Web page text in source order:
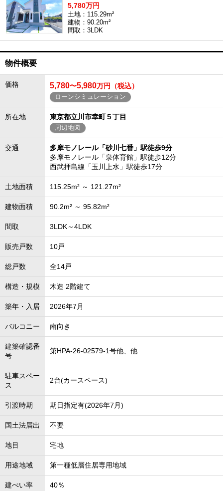
5,780万円
土地：115.29m²
建物：90.20m²
間取：3LDK
物件概要
価格 5,780〜5,980万円（税込）
ローンシミュレーション
所在地 東京都立川市幸町５丁目
周辺地図
交通
多摩モノレール「砂川七番」駅徒歩9分
多摩モノレール「泉体育館」駅徒歩12分
西武拝島線「玉川上水」駅徒歩17分
土地面積 115.25m² ～ 121.27m²
建物面積 90.2m² ～ 95.82m²
間取 3LDK～4LDK
販売戸数 10戸
総戸数 全14戸
構造・規模 木造 2階建て
築年・入居 2026年7月
バルコニー 南向き
建築確認番
号
第HPA-26-02579-1号他、他
駐車スペー
ス
2台(カースペース)
引渡時期 期日指定有(2026年7月)
国土法届出 不要
地目 宅地
用途地域 第一種低層住居専用地域
建ぺい率 40％